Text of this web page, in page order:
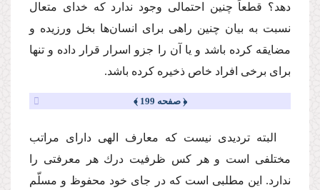
دهد؟ قطعاً چنین احتمالى وجود ندارد كه خداى متعال
نسبت به بیان چنین راهى براى انسان‌ها بخل ورزیده و
مضایقه كرده باشد و یا آن را جزو اسرار قرار داده و تنها
براى برخى افراد خاص ذخیره كرده باشد.
﴿ صفحه 199 ﴾
البته تردیدى نیست كه معارف الهى داراى مراتب
مختلفى است و هر كس ظرفیت درك هر معرفتى را
ندارد. این مطلبى است كه در جاى خود محفوظ و مسلّم